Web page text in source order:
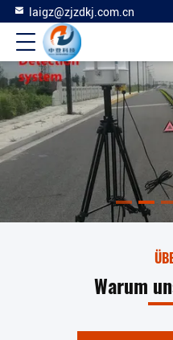
laigz@zjzdkj.com.cn
Warum